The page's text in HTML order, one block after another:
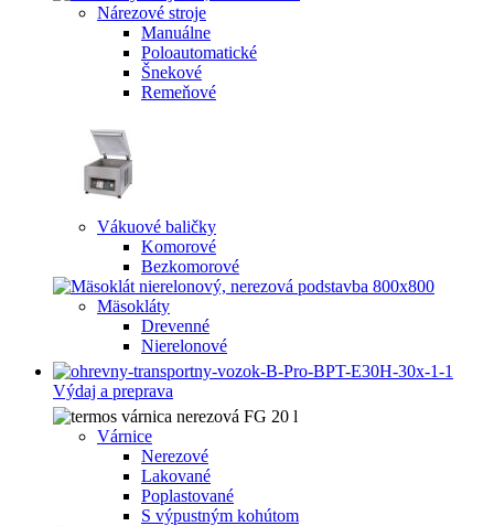
Nárezové stroje
Manuálne
Poloautomatické
Šnekové
Remeňové
Vákuové baličky
Komorové
Bezkomorové
Mäsokláty
Drevenné
Nierelonové
Výdaj a preprava
Várnice
Nerezové
Lakované
Poplastované
S výpustným kohútom